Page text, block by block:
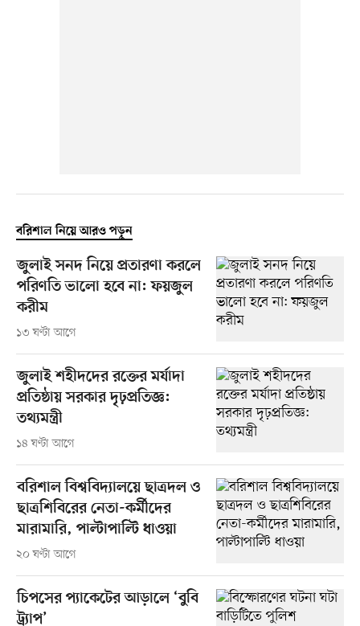
বরিশাল নিয়ে আরও পড়ুন
জুলাই সনদ নিয়ে প্রতারণা করলে
পরিণতি ভালো হবে না: ফয়জুল
করীম
১৩ ঘণ্টা আগে
জুলাই শহীদদের রক্তের মর্যাদা
প্রতিষ্ঠায় সরকার দৃঢ়প্রতিজ্ঞ:
তথ্যমন্ত্রী
১৪ ঘণ্টা আগে
বরিশাল বিশ্ববিদ্যালয়ে ছাত্রদল ও
ছাত্রশিবিরের নেতা-কর্মীদের
মারামারি, পাল্টাপাল্টি ধাওয়া
২০ ঘণ্টা আগে
চিপসের প্যাকেটের আড়ালে ‘বুবি
ট্র্যাপ’